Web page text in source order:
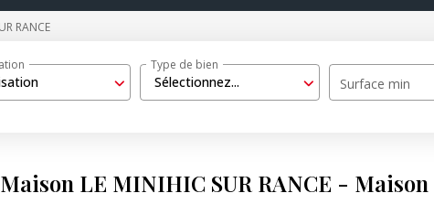
RANCE
Sélectionnez...
Type de bien
Surface min
LE MINIHIC SUR RANCE -